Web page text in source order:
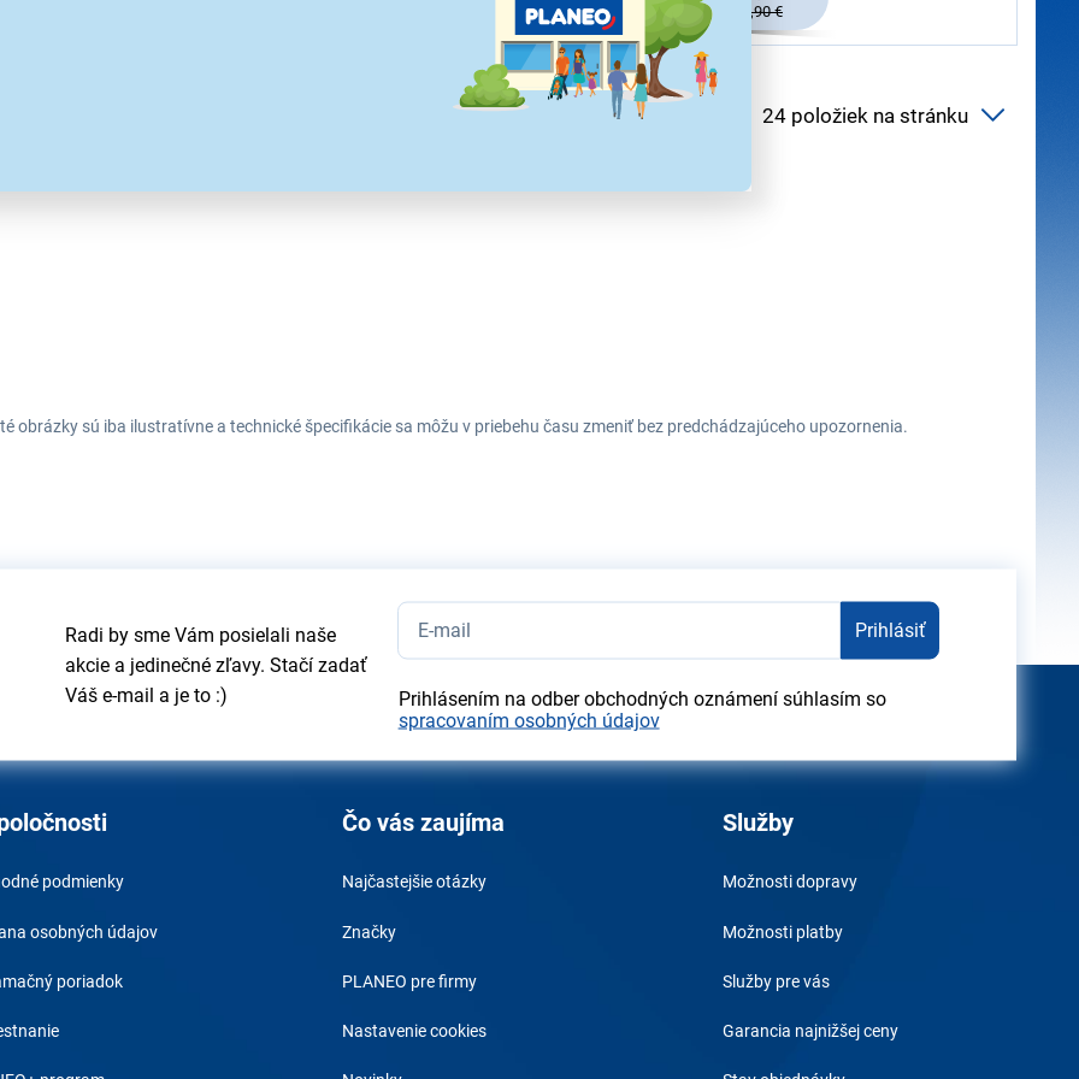
949,90 €
obrázky sú iba ilustratívne a technické špecifikácie sa môžu v priebehu času zmeniť bez predchádzajúceho upozornenia.
Radi by sme Vám posielali naše
akcie a jedinečné zľavy. Stačí zadať
Váš e-mail a je to :)
Prihlásiť
Prihlásením na odber obchodných oznámení súhlasím so
spracovaním osobných údajov
podmienky
osobných údajov
poriadok
Čo vás zaujíma
Najčastejšie otázky
Značky
PLANEO pre firmy
Nastavenie cookies
Služby
Možnosti dopravy
Možnosti platby
Služby pre vás
Garancia najnižšej ceny